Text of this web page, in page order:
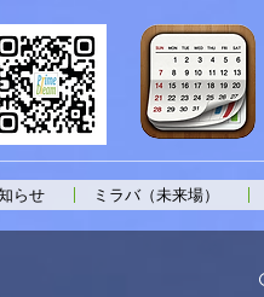
らせ ミラバ（未来場）